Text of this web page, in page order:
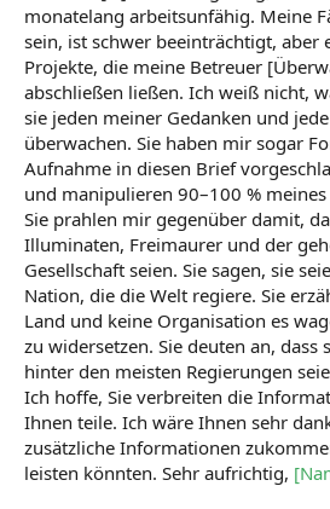
monatelang arbeitsunfähig. Meine
sein, ist schwer beeinträchtigt, aber
Projekte, die meine Betreuer
abschließen ließen. Ich weiß nicht,
sie jeden meiner Gedanken und
überwachen. Sie haben mir sogar
Aufnahme in diesen Brief
und manipulieren 90–100 %
Sie prahlen mir gegenüber damit,
Illuminaten, Freimaurer und der
Gesellschaft seien. Sie sagen, sie
Nation, die die Welt regiere. Sie
Land und keine Organisation es
zu widersetzen. Sie deuten an, dass
hinter den meisten Regierungen
Ich hoffe, Sie verbreiten die
Ihnen teile. Ich wäre Ihnen sehr
zusätzliche Informationen
leisten könnten. Sehr aufrichtig,